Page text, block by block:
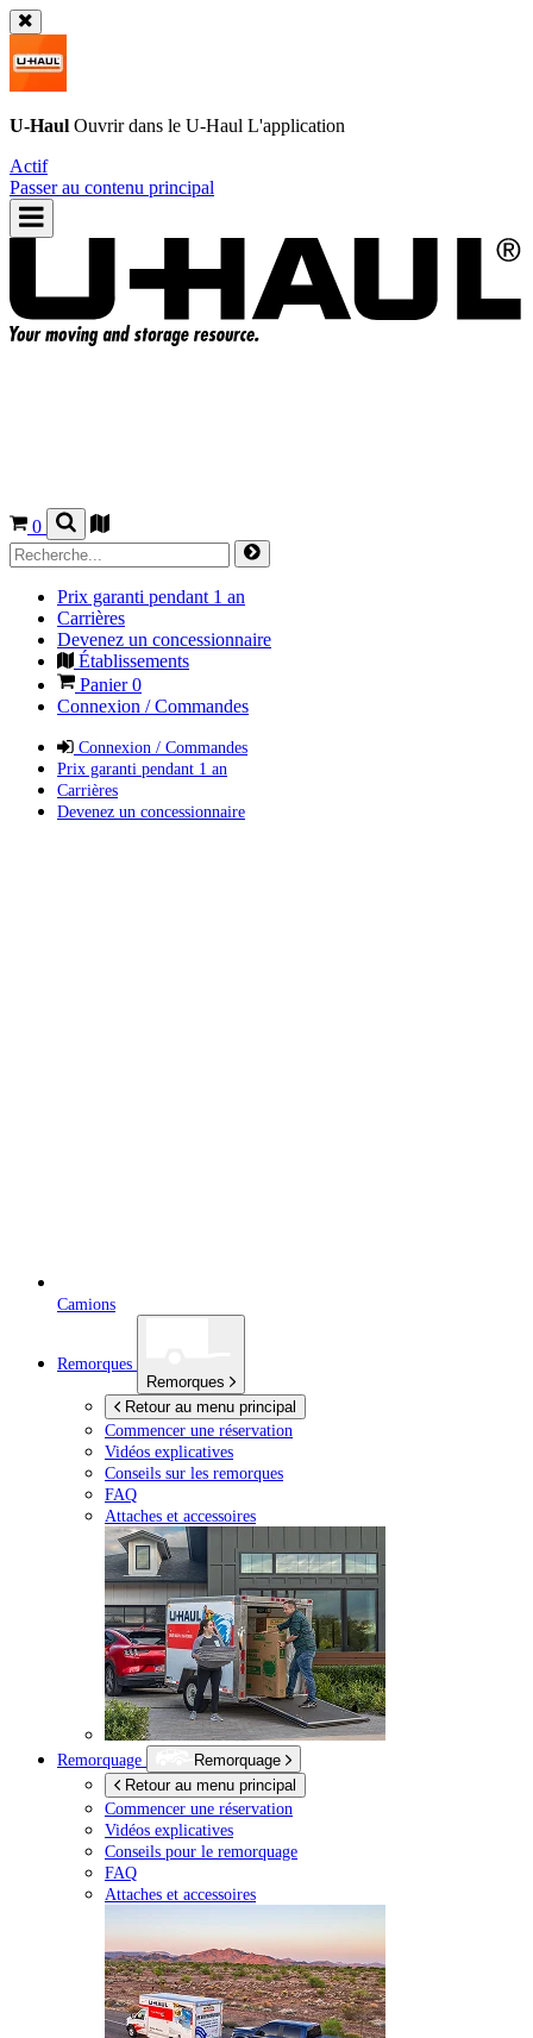
U-Haul Ouvrir dans le U-Haul L'application
Actif
Passer au contenu principal
0
Prix garanti pendant 1 an
Carrières
Devenez un concessionnaire
Établissements
Panier0
Connexion / Commandes
Connexion / Commandes
Prix garanti pendant 1 an
Carrières
Devenez un concessionnaire
Camions
Remorques
Remorques
Retour au menu principal
Commencer une réservation
Vidéos explicatives
Conseils sur les remorques
FAQ
Attaches et accessoires
Remorquage
Remorquage
Retour au menu principal
Commencer une réservation
Vidéos explicatives
Conseils pour le remorquage
FAQ
Attaches et accessoires